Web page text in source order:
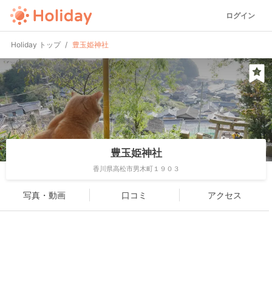
ログイン
Holiday トップ 豊玉姫神社
豊玉姫神社
香川県高松市男木町１９０３
写真・動画 口コミ アクセス